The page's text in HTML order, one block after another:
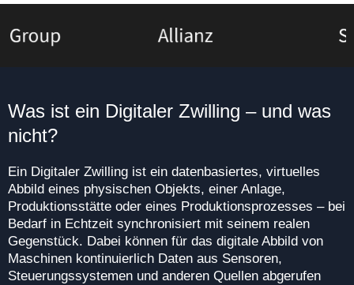
Was ist ein Digitaler Zwilling – und was
nicht?
Ein Digitaler Zwilling ist ein datenbasiertes, virtuelles
Abbild eines physischen Objekts, einer Anlage,
Produktionsstätte oder eines Produktionsprozesses – bei
Bedarf in Echtzeit synchronisiert mit seinem realen
Gegenstück. Dabei können für das digitale Abbild von
Maschinen kontinuierlich Daten aus Sensoren,
Steuerungssystemen und anderen Quellen abgerufen